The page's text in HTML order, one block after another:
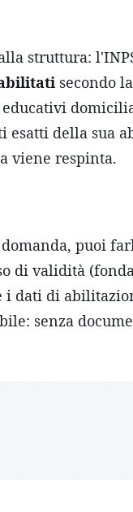
struttura:
secondo
della sua
viene respinta.
puoi
di validità
dati di
senza